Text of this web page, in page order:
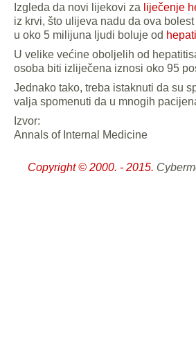
Izgleda da novi lijekovi za liječenje
iz krvi, što ulijeva nadu da ova
u oko 5 milijuna ljudi boluje od
U velike većine oboljelih od
osoba biti izliječena iznosi oko 95
Jednako tako, treba istaknuti da su
valja spomenuti da u mnogih
Izvor:
Annals of Internal Medicine
Copyright © 2000. - 2015.